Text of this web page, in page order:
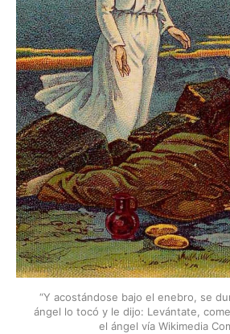
“Y acostándose bajo el enebro, se
ángel lo tocó y le dijo: Levántate,
el ángel vía Wikimedia